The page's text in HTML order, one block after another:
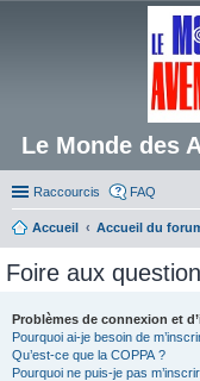
Le Monde des
Raccourcis FAQ
Accueil Accueil du
Foire aux
Problèmes de connexion et
Pourquoi ai-je besoin de
Qu’est-ce que la COPPA ?
Pourquoi ne puis-je pas